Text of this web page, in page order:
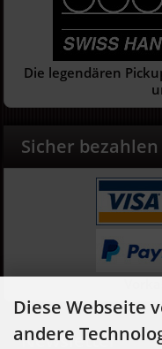
Die legendären
Sicher bezahlen
Newsletter
Diese Webseite
andere